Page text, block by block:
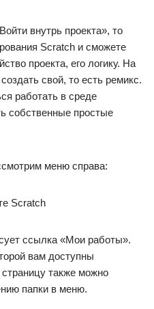
внутрь проекта», то
Scratch и сможете
проекта, его логику. На
свой, то есть ремикс.
работать в среде
собственные простые
меню справа:
ссылка «Мои работы».
вам доступны
также можно
папки в меню.